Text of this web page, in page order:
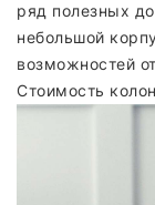
ряд полезных
небольшой
возможностей
Стоимость